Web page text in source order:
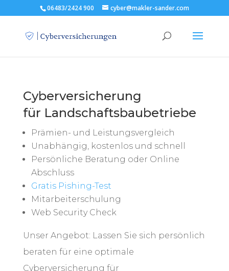
06483/2424 900 cyber@makler-sander.com
Cyberversicherung
für Landschaftsbaubetriebe
Prämien- und Leistungsvergleich
Unabhängig, kostenlos und schnell
Persönliche Beratung oder Online
Abschluss
Gratis Pishing-Test
Mitarbeiterschulung
Web Security Check
Unser Angebot: Lassen Sie sich persönlich
beraten für eine optimale
Cyberversicherung für